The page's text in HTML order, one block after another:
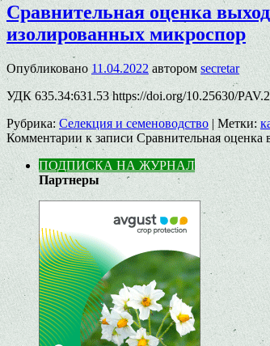
Сравнительная оценка
изолированных микроспор
Опубликовано 11.04.2022 автором secretar
УДК 635.34:631.53 https://doi.org/10.25630/
Рубрика: Селекция и семеноводство | Метки:
Комментариик записи Сравнительная оценка
ПОДПИСКА НА ЖУРНАЛ
Партнеры